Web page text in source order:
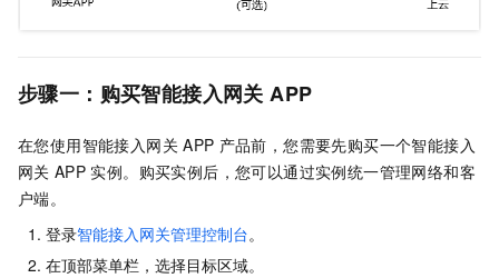
步骤一：购买智能接入网关 APP
在您使用智能接入网关 APP 产品前，您需要先购买一个智能接入
网关 APP 实例。购买实例后，您可以通过实例统一管理网络和客
户端。
登录智能接入网关管理控制台。
在顶部菜单栏，选择目标区域。